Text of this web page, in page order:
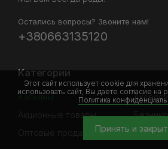
Этот сайт использует cookie для
использовать сайт, Вы даёте согласие на
Политика
Принять и
Остались вопросы? Звоните нам!
+380663135120
Категории
Кальяны
Акционные товары
Оптовые продажи